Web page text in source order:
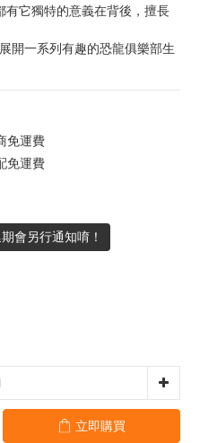
有它獨特的意義在背後，擅長
開一系列有趣的恐龍俱樂部生
免運費
免運費
會另行通知唷！
立即購買